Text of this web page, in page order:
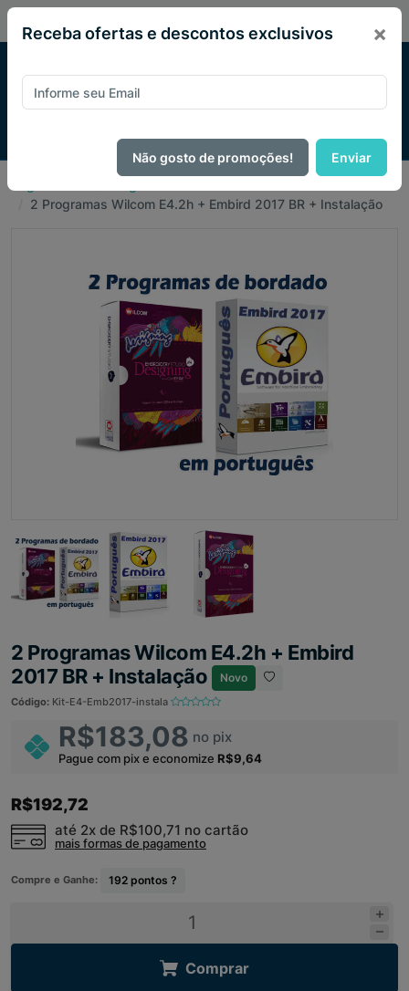
2 Programas Wilcom E4.2h + Embird 2017 BR + Instalação
2 Programas Wilcom E4.2h + Embird
2017 BR + Instalação
Novo
Código: Kit-E4-Emb2017-instala
R$183,08 no pix
Pague com pix e economize R$9,64
R$192,72
até 2x de R$100,71 no cartão
mais formas de pagamento
Compre e Ganhe: 192 pontos ?
Comprar
Receba ofertas e descontos exclusivos ×
Não gosto de promoções! Enviar